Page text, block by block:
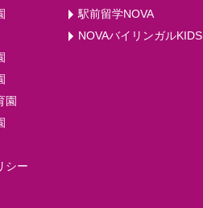
園
シー
駅前留学NOVA
NOVAバイリンガルKIDS